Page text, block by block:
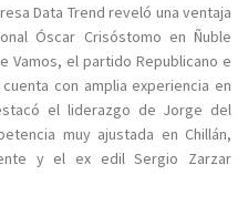
Data Trend reveló una ventaja
Óscar Crisóstomo en Ñuble
Vamos, el partido Republicano e
con amplia experiencia en
el liderazgo de Jorge del
muy ajustada en Chillán,
y el ex edil Sergio Zarzar